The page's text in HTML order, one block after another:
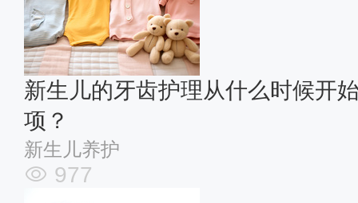
新生儿的牙齿护理从什么时候开
项？
新生儿养护
977